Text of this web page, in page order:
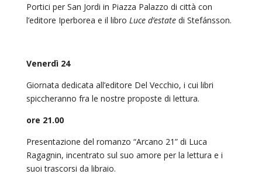
Portici per San Jordi in Piazza Palazzo di città con
l’editore Iperborea e il libro Luce d’estatedi Stefánsson.
Venerdì 24
Giornata dedicata all’editore Del Vecchio, i cui libri
spiccheranno fra le nostre proposte di lettura.
ore 21.00
Presentazione del romanzo “Arcano 21” di Luca
Ragagnin, incentrato sul suo amore per la lettura e i
suoi trascorsi da libraio.